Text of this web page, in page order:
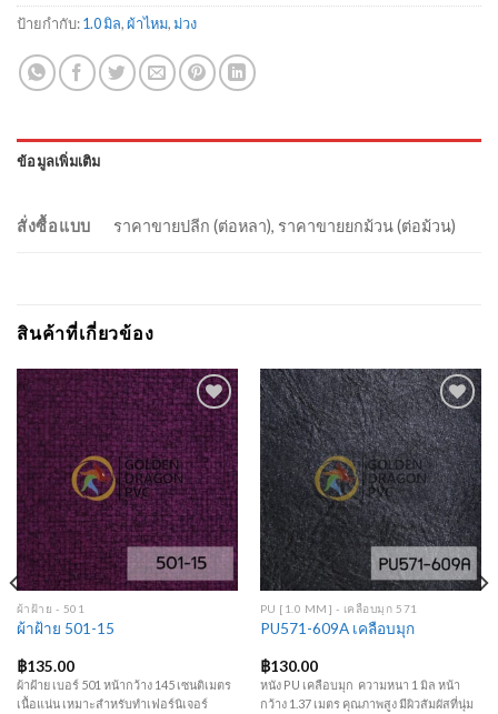
ป้ายกำกับ:1.0 มิล,ผ้าไหม,ม่วง
ข้อมูลเพิ่มเติม
สั่งซื้อแบบ ราคาขายปลีก (ต่อหลา), ราคาขายยกม้วน (ต่อม้วน)
สินค้าที่เกี่ยวข้อง
Add to
Wishlist
ผ้าฝ้าย - 501
ผ้าฝ้าย 501-15
฿135.00
ผ้าฝ้าย เบอร์ 501 หน้ากว้าง 145 เซนติเมตร
เนื้อแน่น เหมาะสำหรับทำเฟอร์นิเจอร์
Add to
Wishlist
PU [1.0 MM] - เคลือบมุก 571
PU571-609A เคลือบมุก
฿130.00
หนัง PU เคลือบมุก ความหนา 1 มิล หน้า
กว้าง 1.37 เมตร คุณภาพสูง มีผิวสัมผัสที่นุ่ม